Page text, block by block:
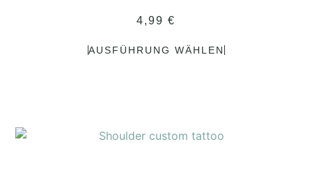
4,99 €
AUSFÜHRUNG WÄHLEN